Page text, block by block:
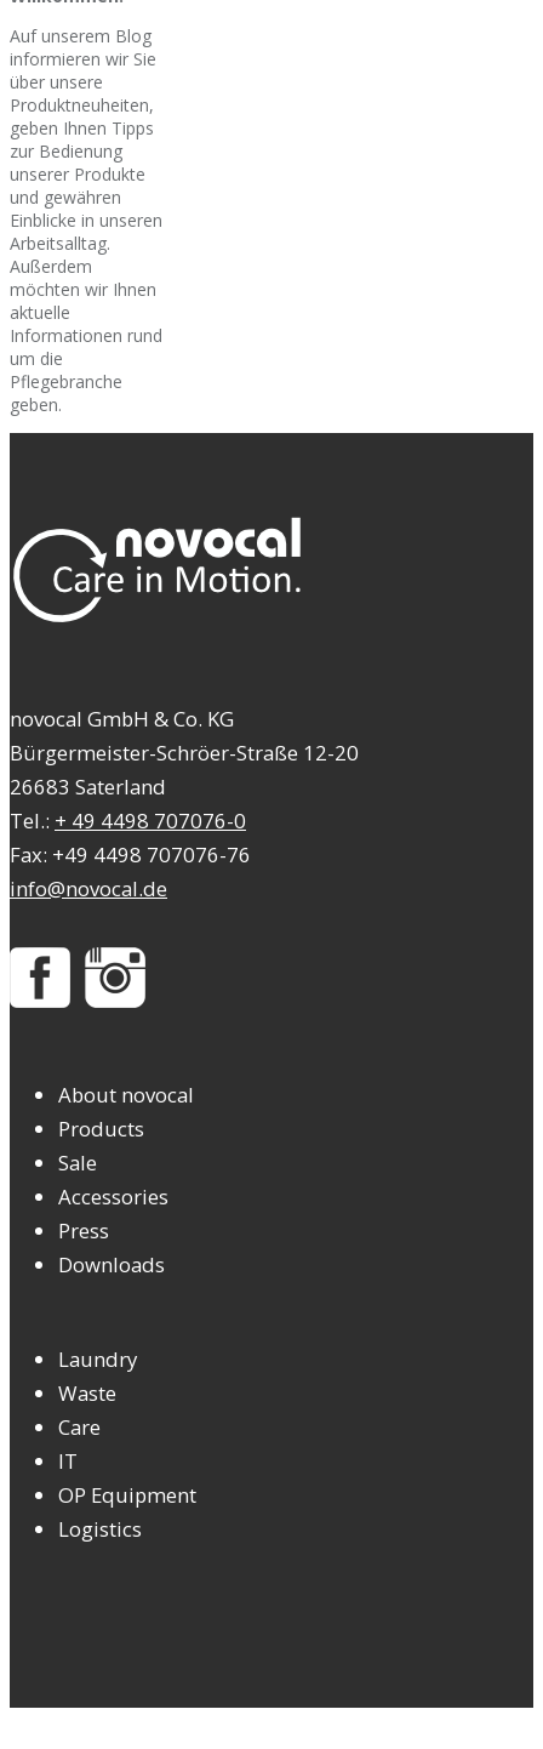
Auf unserem Blog
informieren wir Sie
über unsere
Produktneuheiten,
geben Ihnen Tipps
zur Bedienung
unserer Produkte
und gewähren
Einblicke in unseren
Arbeitsalltag.
Außerdem
möchten wir Ihnen
aktuelle
Informationen rund
um die
Pflegebranche
geben.
novocal GmbH & Co. KG
Bürgermeister-Schröer-Straße 12-20
26683 Saterland
Tel.: + 49 4498 707076-0
Fax: +49 4498 707076-76
info@novocal.de
About novocal
Products
Sale
Accessories
Press
Downloads
Laundry
Waste
Care
IT
OP Equipment
Logistics